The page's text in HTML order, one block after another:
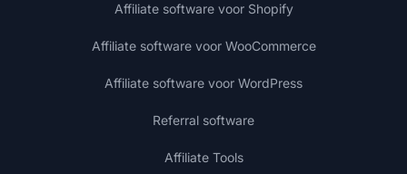
Affiliate software voor Shopify
Affiliate software voor WooCommerce
Affiliate software voor WordPress
Referral software
Affiliate Tools